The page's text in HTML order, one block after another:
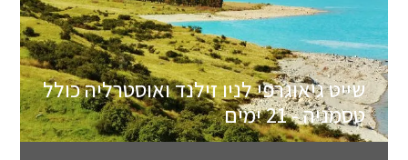
שייט גיאוגרפי לניו זילנד ואוסטרליה כולל
טסמניה - 21 ימים